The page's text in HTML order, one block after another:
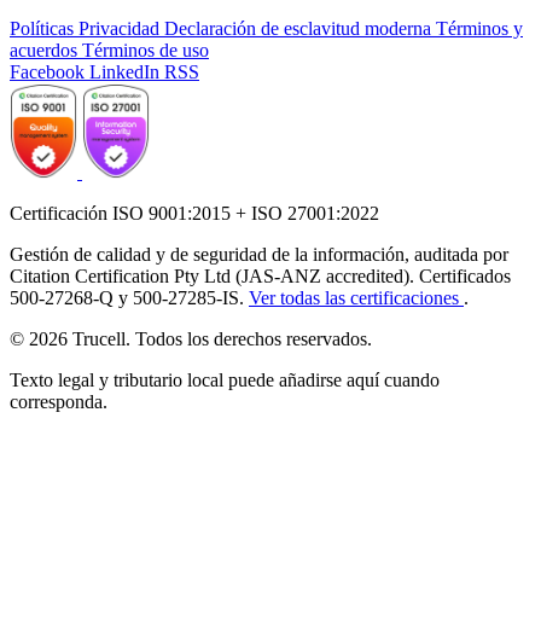
Políticas Privacidad Declaración de esclavitud moderna Términos y
acuerdos Términos de uso
Facebook LinkedIn RSS
Certificación ISO 9001:2015 + ISO 27001:2022
Gestión de calidad y de seguridad de la información, auditada por
Citation Certification Pty Ltd (JAS-ANZ accredited). Certificados
500-27268-Q y 500-27285-IS. Ver todas las certificaciones .
© 2026 Trucell. Todos los derechos reservados.
Texto legal y tributario local puede añadirse aquí cuando
corresponda.